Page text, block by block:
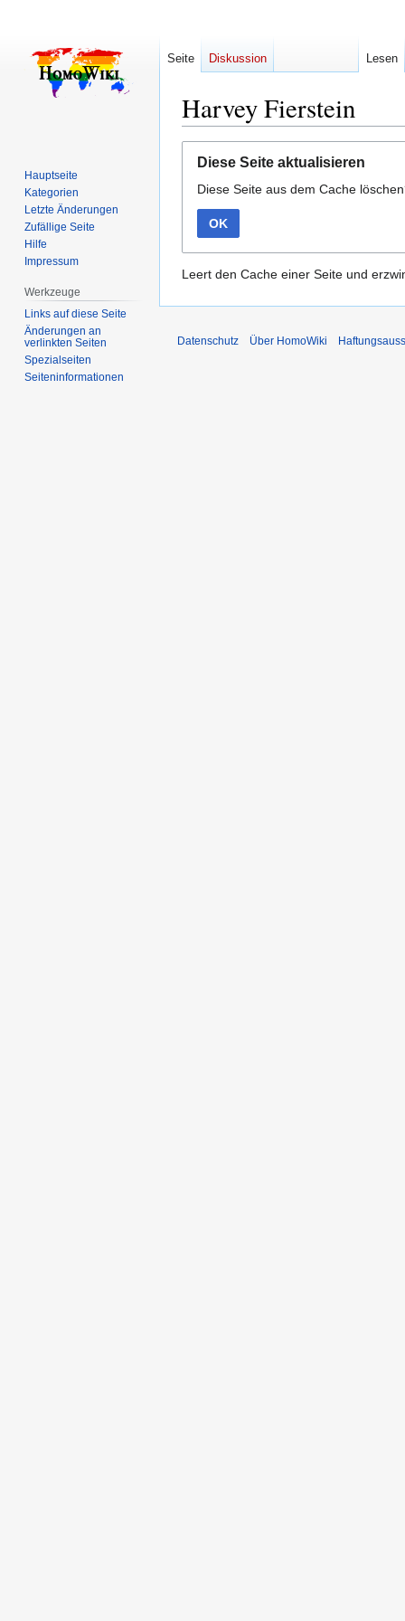
Harvey Fierstein
Navigation
springen
Suche
springen
Diese Seite aktualisieren
Diese Seite aus dem Cache
OK
Leert den Cache einer Seite und
Seite Diskussion Lesen
Hauptseite
Kategorien
Letzte Änderungen
Zufällige Seite
Hilfe
Impressum
Werkzeuge
Links auf diese Seite
Änderungen an
verlinkten Seiten
Spezialseiten
Seiten­­informationen
Datenschutz Über HomoWiki